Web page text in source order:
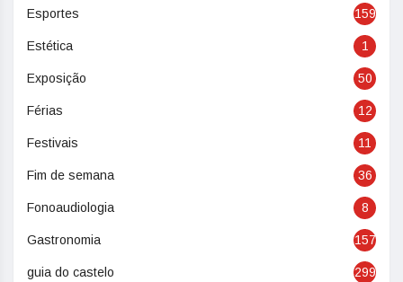
Esportes 159
Estética 1
Exposição 50
Férias 12
Festivais 11
Fim de semana 36
Fonoaudiologia 8
Gastronomia 157
guia do castelo 299